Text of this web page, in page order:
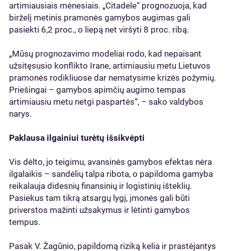
artimiausiais mėnesiais. „Citadele“ prognozuoja, kad
birželį metinis pramonės gamybos augimas gali
pasiekti 6,2 proc., o liepą net viršyti 8 proc. ribą.
„Mūsų prognozavimo modeliai rodo, kad nepaisant
užsitęsusio konflikto Irane, artimiausiu metu Lietuvos
pramonės rodikliuose dar nematysime krizės požymių.
Priešingai – gamybos apimčių augimo tempas
artimiausiu metu netgi paspartės“, – sako valdybos
narys.
Paklausa ilgainiui turėtų išsikvėpti
Vis dėlto, jo teigimu, avansinės gamybos efektas nėra
ilgalaikis – sandėlių talpa ribota, o papildoma gamyba
reikalauja didesnių finansinių ir logistinių išteklių.
Pasiekus tam tikrą atsargų lygį, įmonės gali būti
priverstos mažinti užsakymus ir lėtinti gamybos
tempus.
Pasak V. Žagūnio, papildomą riziką kelia ir prastėjantys